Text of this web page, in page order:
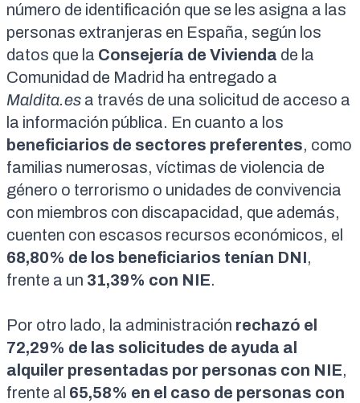
número de identificación que se les asigna a las
personas extranjeras en España, según los
datos que la Consejería de Vivienda de la
Comunidad de Madrid ha entregado a
Maldita.es a través de una solicitud de acceso a
la información pública. En cuanto a los
beneficiarios de sectores preferentes, como
familias numerosas, víctimas de violencia de
género o terrorismo o unidades de convivencia
con miembros con discapacidad, que además,
cuenten con escasos recursos económicos, el
68,80% de los beneficiarios tenían DNI,
frente a un 31,39% con NIE.
Por otro lado, la administración rechazó el
72,29% de las solicitudes de ayuda al
alquiler presentadas por personas con NIE,
frente al 65,58% en el caso de personas con